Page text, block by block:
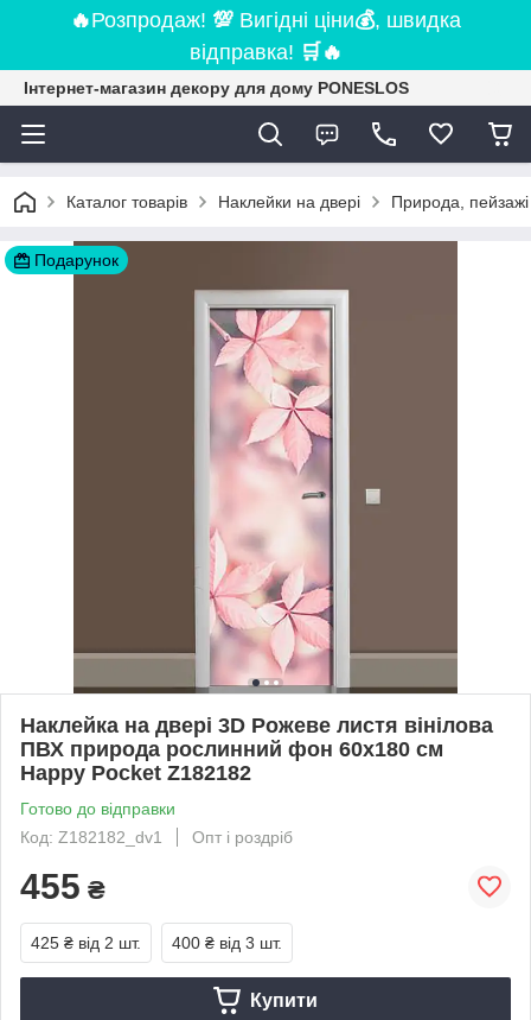
🔥Розпродаж! 💯 Вигідні ціни💰, швидка
відправка! 🛒 🔥
Інтернет-магазин декору для дому PONESLOS
Каталог товарів Наклейки на двері Природа,
Подарунок
Наклейка на двері 3D Рожеве листя вінілова
ПВХ природа рослинний фон 60х180 см
Happy Pocket Z182182
Готово до відправки
Код: Z182182_dv1
Опт і роздріб
455 ₴
425 ₴ від 2 шт. 400 ₴ від 3 шт.
Купити